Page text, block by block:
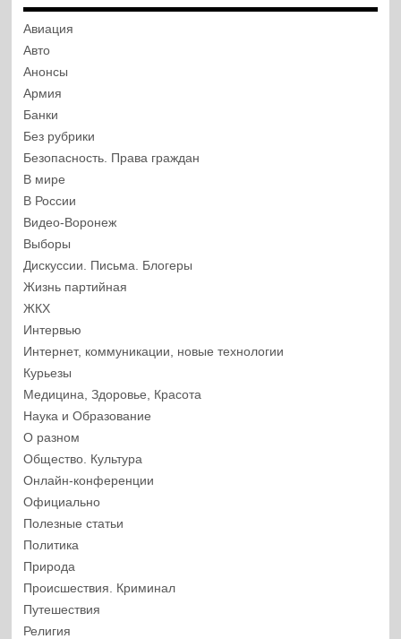
Авиация
Авто
Анонсы
Армия
Банки
Без рубрики
Безопасность. Права граждан
В мире
В России
Видео-Воронеж
Выборы
Дискуссии. Письма. Блогеры
Жизнь партийная
ЖКХ
Интервью
Интернет, коммуникации, новые технологии
Курьезы
Медицина, Здоровье, Красота
Наука и Образование
О разном
Общество. Культура
Онлайн-конференции
Официально
Полезные статьи
Политика
Природа
Происшествия. Криминал
Путешествия
Религия